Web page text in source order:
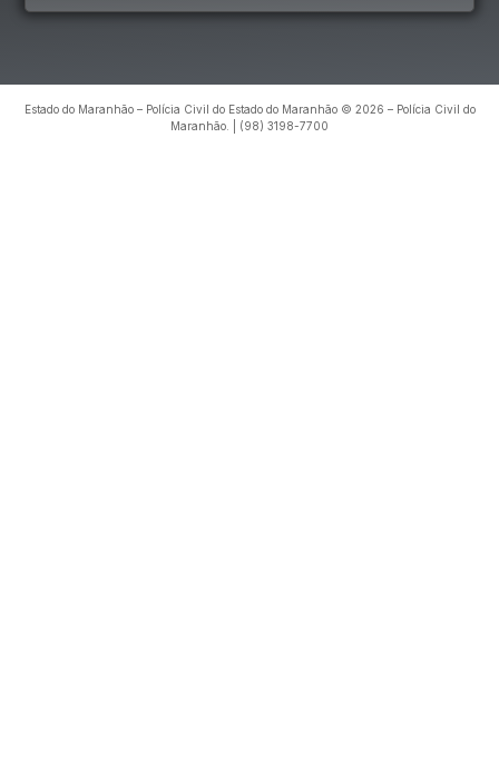
Estado do Maranhão – Polícia Civil do Estado do Maranhão © 2026 – Polícia Civil do
Maranhão. | (98) 3198-7700